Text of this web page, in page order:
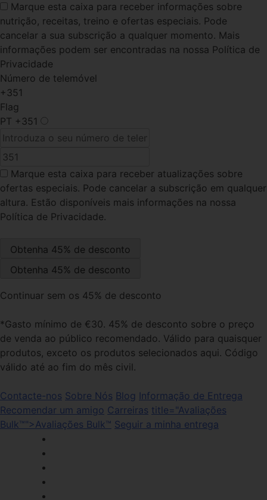
Marque esta caixa para receber informações sobre
nutrição, receitas, treino e ofertas especiais. Pode
cancelar a sua subscrição a qualquer momento. Mais
informações podem ser encontradas na nossa Política de
Privacidade
Número de telemóvel
+351
Flag
PT +351
Marque esta caixa para receber atualizações sobre
ofertas especiais. Pode cancelar a subscrição em qualquer
altura. Estão disponíveis mais informações na nossa
Política de Privacidade.
Continuar sem os 45% de desconto
*Gasto mínimo de €30. 45% de desconto sobre o preço
de venda ao público recomendado. Válido para quaisquer
produtos, exceto os produtos selecionados aqui. Código
válido até ao fim do mês civil.
Contacte-nos Sobre Nós Blog Informação de Entrega
Recomendar um amigo Carreiras title="Avaliações
Bulk™">Avaliações Bulk™ Seguir a minha entrega